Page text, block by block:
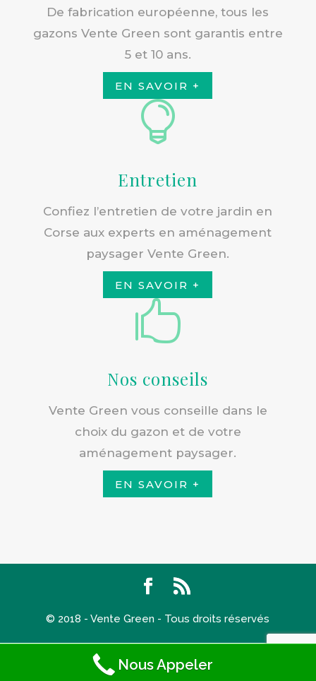
De fabrication européenne, tous les
gazons Vente Green sont garantis entre
5 et 10 ans.
EN SAVOIR +

Entretien
Confiez l’entretien de votre jardin en
Corse aux experts en aménagement
paysager Vente Green.
EN SAVOIR +

Nos conseils
Vente Green vous conseille dans le
choix du gazon et de votre
aménagement paysager.
EN SAVOIR +
© 2018 - Vente Green - Tous droits réservés
Nous Appeler